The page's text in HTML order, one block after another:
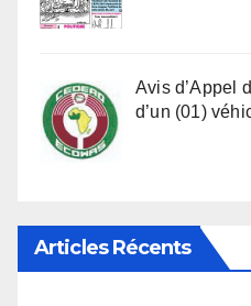
Avis d’Appel
d’un (01)
Articles Récents